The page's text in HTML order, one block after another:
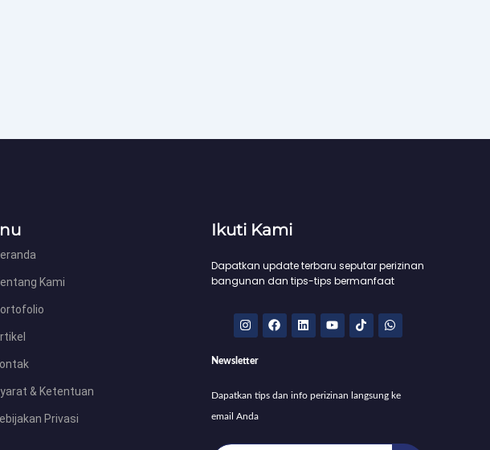
Kami
& Ketentuan
Privasi
Ikuti Kami
Dapatkan update terbaru seputar perizinan
bangunan dan tips-tips bermanfaat
I
n
s
t
a
r
a
m
F
a
c
o
k
L
i
n
i
n
Y
o
u
e
T
i
k
W
h
a
p
p
Newsletter
Dapatkan tips dan info perizinan langsung ke
email Anda